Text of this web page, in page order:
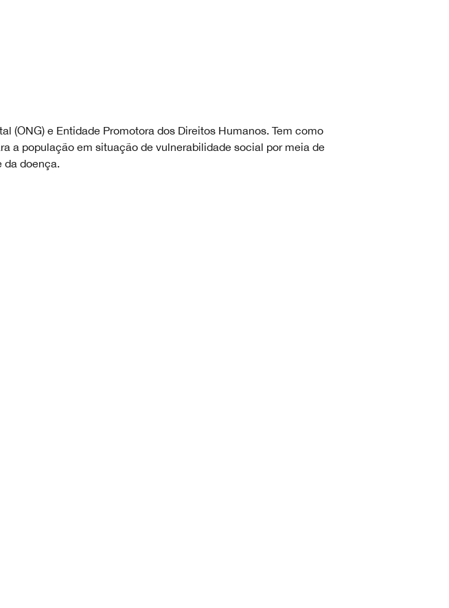
(ONG) e Entidade Promotora dos Direitos Humanos. Tem como
a população em situação de vulnerabilidade social por meia de
da doença.